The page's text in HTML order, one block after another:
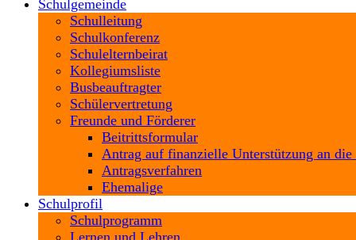
Schulgemeinde
Schulleitung
Schulkonferenz
Schulelternbeirat
Kollegiumsliste
Busbeauftragter
Schülervertretung
Freunde und Förderer
Beitrittsformular
Antrag auf finanzielle Unterstützung an die
Antragsverfahren
Ehemalige
Schulprofil
Schulprogramm
Lernen und Lehren